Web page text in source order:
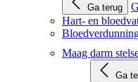
Ga terug
Hart- en
Maag darm
Ga